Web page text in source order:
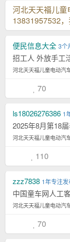
河北天天福儿
13831957532
便民信息大全 3个
70
ls18026276386 1
110
zzz7838 1年专注发
70